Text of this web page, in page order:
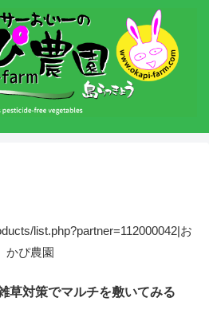
list.php?partner=112000042|お
かぴ農園
草対策でマルチを敷いてみる